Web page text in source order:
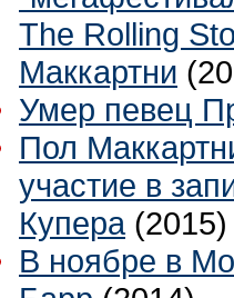
The Rolling
Маккартни
Умер певец
Пол
участие в
Купера (2015)
В ноябре в